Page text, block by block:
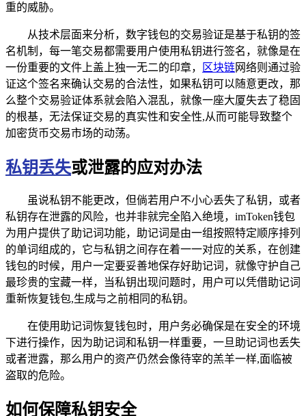
重的威胁。
从技术层面来分析，数字钱包的交易验证是基于私钥的签
名机制，每一笔交易都需要用户使用私钥进行签名，就像是在
一份重要的文件上盖上独一无二的印章，
区块链网络则通过验
证这个签名来确认交易的合法性，如果私钥可以随意更改，那
么整个交易验证体系就会陷入混乱，就像一座大厦失去了稳固
的根基，无法保证交易的真实性和安全性,从而可能导致整个
加密货币交易市场的动荡。
私钥丢失或泄露的应对办法
虽说私钥不能更改，但倘若用户不小心丢失了私钥，或者
私钥存在泄露的风险，也并非就完全陷入绝境，imToken钱包
为用户提供了助记词功能，助记词是由一组按照特定顺序排列
的单词组成的，它与私钥之间存在着一一对应的关系，在创建
钱包的时候，用户一定要妥善地保存好助记词，就像守护自己
最珍贵的宝藏一样，当私钥出现问题时，用户可以凭借助记词
重新恢复钱包,生成与之前相同的私钥。
在使用助记词恢复钱包时，用户务必确保是在安全的环境
下进行操作，因为助记词和私钥一样重要，一旦助记词也丢失
或者泄露，那么用户的资产仍然会像待宰的羔羊一样,面临被
盗取的危险。
如何保障私钥安全